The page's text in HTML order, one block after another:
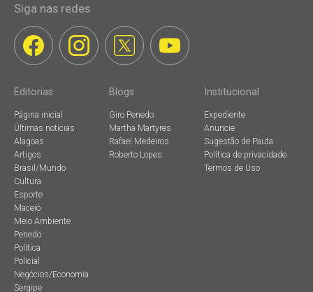
Siga nas redes
Editorias
Página inicial
Últimas notícias
Alagoas
Artigos
Brasil/Mundo
Cultura
Esporte
Maceió
Meio Ambiente
Penedo
Política
Policial
Negócios/Economia
Sergipe
Blogs
Giro Penedo
Martha Martyres
Rafael Medeiros
Roberto Lopes
Institucional
Expediente
Anuncie
Sugestão de Pauta
Política de privacidade
Termos de Uso